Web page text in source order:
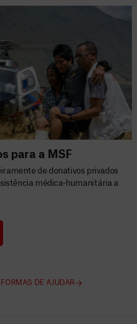
para a MSF
para a MSF
de donativos privados
médica-humanitária a
DE AJUDAR